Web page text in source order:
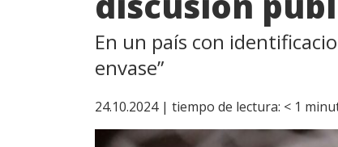
En un país con
envase”
24.10.2024 | tiempo de lectura: < 1